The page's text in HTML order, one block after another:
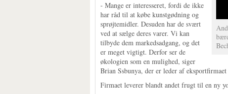
- Mange er interesseret, fordi de ikke
har råd til at købe kunstgødning og
sprøjtemidler. Desuden har de svært
ved at sælge deres varer. Vi kan
tilbyde dem markedsadgang, og det
er meget vigtigt. Derfor ser de
økologien som en mulighed, siger
Brian Ssbunya, der er leder af
Firmaet leverer blandt andet frugt til en ny